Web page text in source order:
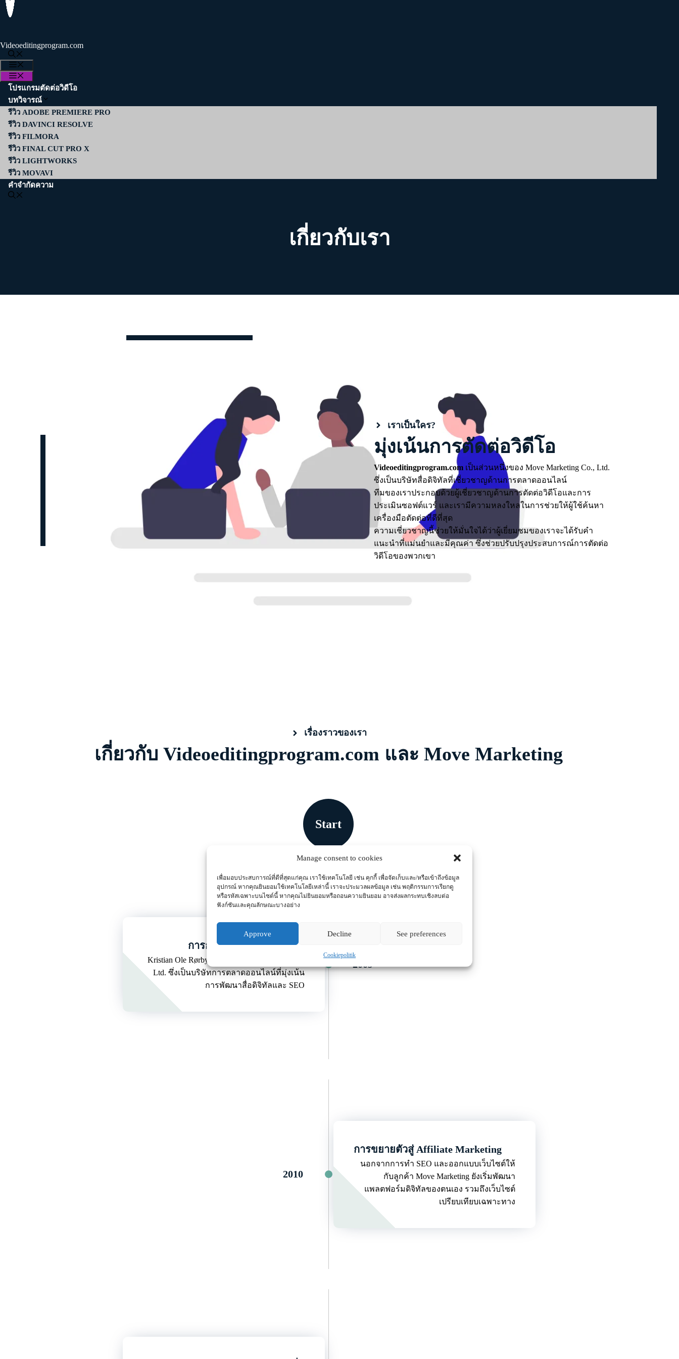
Manage consent to cookies
เพื่อมอบประสบการณ์ที่ดีที่สุดแก่คุณ เราใช้เทคโนโลยี เช่น คุกกี้ เพื่อจัดเก็บและ/หรือเข้าถึงข้อมูล
อุปกรณ์ หากคุณยินยอมใช้เทคโนโลยีเหล่านี้ เราจะประมวลผลข้อมูล เช่น พฤติกรรมการเรียกดู
หรือรหัสเฉพาะบนไซต์นี้ หากคุณไม่ยินยอมหรือถอนความยินยอม อาจส่งผลกระทบเชิงลบต่อ
ฟังก์ชันและคุณลักษณะบางอย่าง
Approve Decline See preferences
Cookiepolitik
Videoeditingprogram.com
โปรแกรมตัดต่อวิดีโอ
บทวิจารณ์
รีวิว ADOBE PREMIERE PRO
รีวิว DAVINCI RESOLVE
รีวิว FILMORA
รีวิว FINAL CUT PRO X
รีวิว LIGHTWORKS
รีวิว MOVAVI
คำจำกัดความ
เกี่ยวกับเรา
เราเป็นใคร?
มุ่งเน้นการตัดต่อวิดีโอ
Videoeditingprogram.com เป็นส่วนหนึ่งของ Move Marketing Co., Ltd.
ซึ่งเป็นบริษัทสื่อดิจิทัลที่เชี่ยวชาญด้านการตลาดออนไลน์
ทีมของเราประกอบด้วยผู้เชี่ยวชาญด้านการตัดต่อวิดีโอและการ
ประเมินซอฟต์แวร์ และเรามีความหลงใหลในการช่วยให้ผู้ใช้ค้นหา
เครื่องมือตัดต่อที่ดีที่สุด
ความเชี่ยวชาญนี้ช่วยให้มั่นใจได้ว่าผู้เยี่ยมชมของเราจะได้รับคำ
แนะนำที่แม่นยำและมีคุณค่า ซึ่งช่วยปรับปรุงประสบการณ์การตัดต่อ
วิดีโอของพวกเขา
เรื่องราวของเรา
เกี่ยวกับ Videoeditingprogram.com และ Move Marketing
Start
การก่อตั้ง Move Marketing
Kristian Ole Rørbye ก่อตั้ง Move Marketing Co.,
Ltd. ซึ่งเป็นบริษัทการตลาดออนไลน์ที่มุ่งเน้น
การพัฒนาสื่อดิจิทัลและ SEO
2009
2010
การขยายตัวสู่ Affiliate Marketing
นอกจากการทำ SEO และออกแบบเว็บไซต์ให้
กับลูกค้า Move Marketing ยังเริ่มพัฒนา
แพลตฟอร์มดิจิทัลของตนเอง รวมถึงเว็บไซต์
เปรียบเทียบเฉพาะทาง